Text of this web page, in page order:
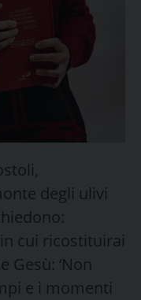
degli ulivi
cui ricostituirai
Gesù: ‘Non
e i momenti